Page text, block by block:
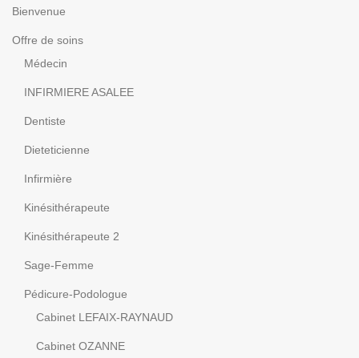
Bienvenue
Offre de soins
Médecin
INFIRMIERE ASALEE
Dentiste
Dieteticienne
Infirmière
Kinésithérapeute
Kinésithérapeute 2
Sage-Femme
Pédicure-Podologue
Cabinet LEFAIX-RAYNAUD
Cabinet OZANNE